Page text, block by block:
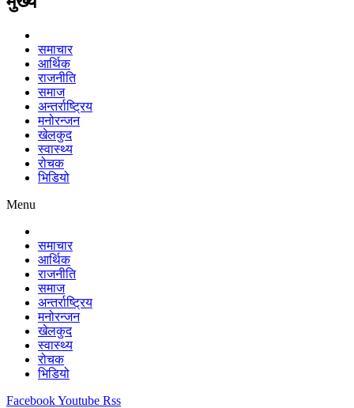
समाचार
आर्थिक
राजनीति
समाज
अन्तर्राष्ट्रिय
मनोरन्जन
खेलकुद
स्वास्थ्य
रोचक
भिडियो
Menu
समाचार
आर्थिक
राजनीति
समाज
अन्तर्राष्ट्रिय
मनोरन्जन
खेलकुद
स्वास्थ्य
रोचक
भिडियो
FacebookYoutube Rss